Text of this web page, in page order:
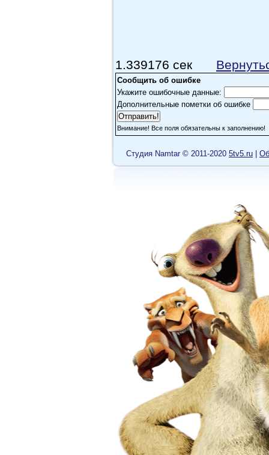
1.339176 сек
Сообщить об ошибке
Укажите ошибочные данные:
Дополнительные пометки об ошибке
Внимание! Все поля обязательны к заполнению!
Cтудия Namtar © 2011-2020 5tv5.ru